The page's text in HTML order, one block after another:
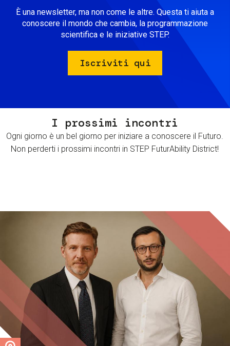
È una newsletter, ma non come le altre. Questa ti aiuta a
conoscere il mondo che cambia, la programmazione
scientifica e le iniziative STEP.
Iscriviti qui
I prossimi incontri
Ogni giorno è un bel giorno per iniziare a conoscere il Futuro.
Non perderti i prossimi incontri in STEP FuturAbility District!
Image